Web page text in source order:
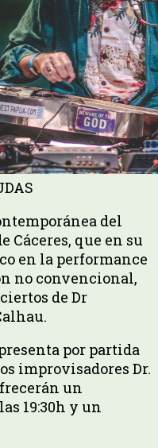
del
Cáceres, que en su
en la performance
no convencional,
de Dr
por partida
improvisadores Dr.
un
19:30h y un